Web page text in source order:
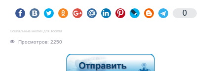
0
Социальные кнопки для Joomla
Просмотров: 2250